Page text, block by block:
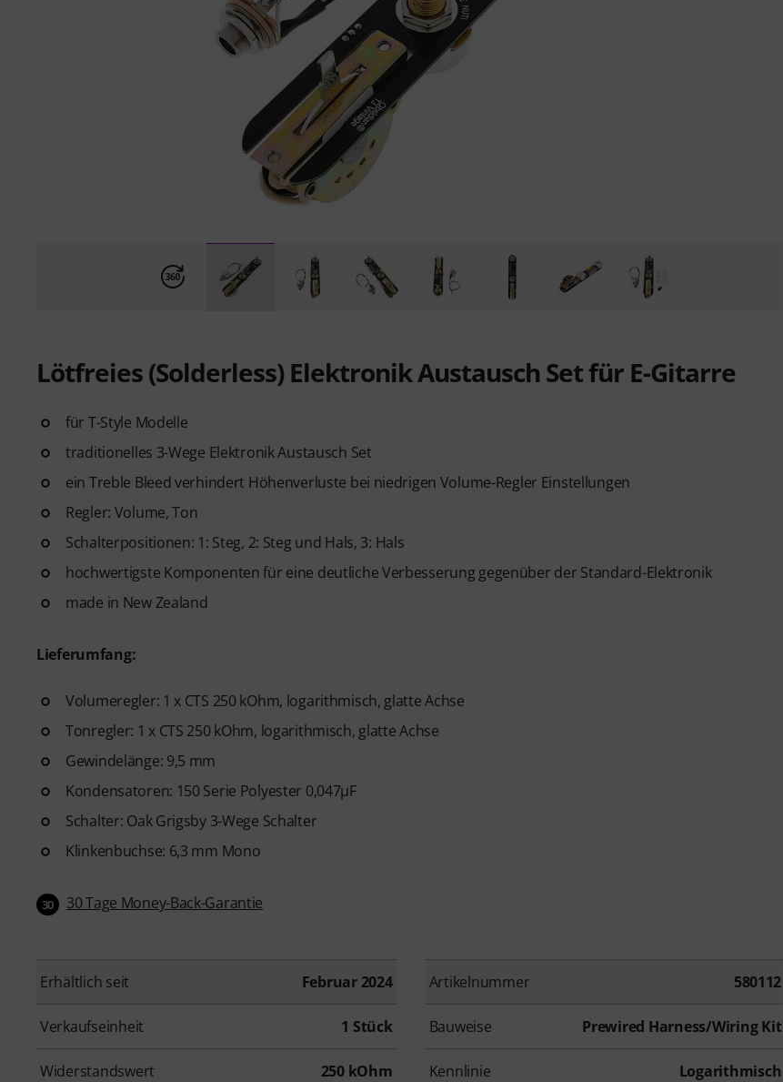
Lötfreies (Solderless) Elektronik Austausch Set für E-Gitarre
für T-Style Modelle
traditionelles 3-Wege Elektronik Austausch Set
ein Treble Bleed verhindert Höhenverluste bei niedrigen Volume-Regler Einstellungen
Regler: Volume, Ton
Schalterpositionen: 1: Steg, 2: Steg und Hals, 3: Hals
hochwertigste Komponenten für eine deutliche Verbesserung gegenüber der Standard-Elektronik
made in New Zealand
Lieferumfang:
Volumeregler: 1 x CTS 250 kOhm, logarithmisch, glatte Achse
Tonregler: 1 x CTS 250 kOhm, logarithmisch, glatte Achse
Gewindelänge: 9,5 mm
Kondensatoren: 150 Serie Polyester 0,047µF
Schalter: Oak Grigsby 3-Wege Schalter
Klinkenbuchse: 6,3 mm Mono
30 30 Tage Money-Back-Garantie
Erhältlich seit Februar 2024 Artikelnummer 580112
Verkaufseinheit 1 Stück Bauweise Prewired Harness/Wiring Kit
Widerstandswert 250 kOhm Kennlinie Logarithmisch